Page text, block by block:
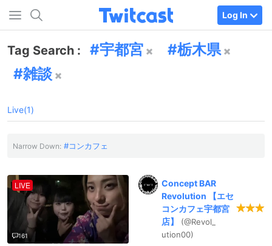
Log In
Tag Search : 宇都宮
栃木県
雑談
Live(1)
Narrow Down: コンカフェ
LIVE
161
ConceptBAR
Revolution
【エセ
コンカフェ宇都宮
店】
(@Revol_
ution00)